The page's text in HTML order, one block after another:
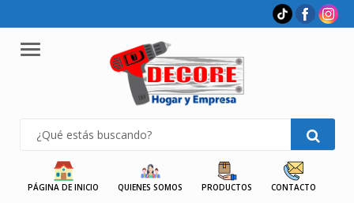
Menu
PÁGINA DE INICIO QUIENES SOMOS PRODUCTOS CONTACTO